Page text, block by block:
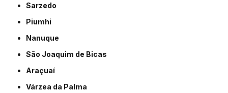
Sarzedo
Piumhi
Nanuque
São Joaquim de Bicas
Araçuaí
Várzea da Palma